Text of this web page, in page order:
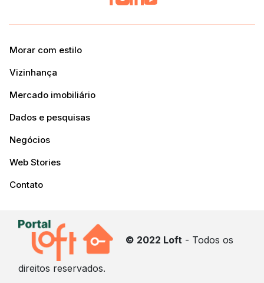
Morar com estilo
Vizinhança
Mercado imobiliário
Dados e pesquisas
Negócios
Web Stories
Contato
© 2022 Loft - Todos os
direitos reservados.